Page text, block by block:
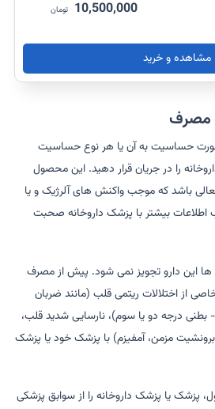
10,500,000 تومان
مشاهده و خرید
مصرف
حساسیت به آن یا هر نوع حساسیت
را در جریان قرار دهید. این محصول
باشد که موجب واکنش های آلرژیک و یا
بیشتر با پزشک داروخانه صحبت
ها این دارو تجویز نمی شود. پیش از مصرف
از اختلالات ریتمی قلب (مانند ضربان
درجه دو یا سوم)، نارسایی شدید قلب،
مزمن، آمفیزم) با پزشک خود یا پزشک
پزشک یا پزشک داروخانه را از سوابق پزشکی